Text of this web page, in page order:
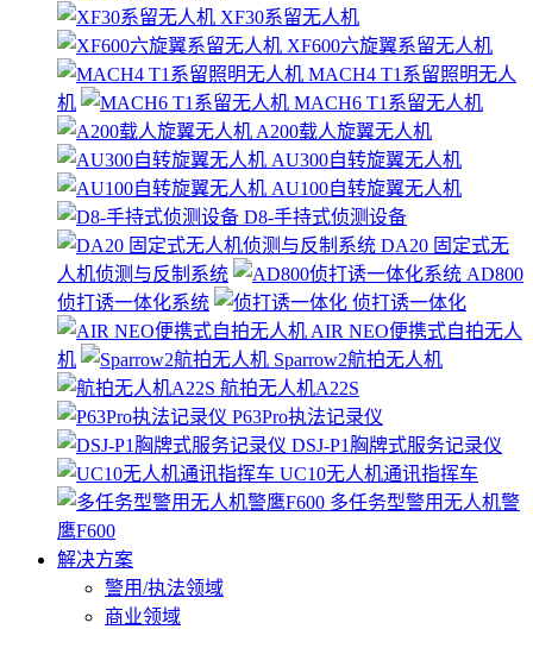
XF30系留无人机
XF600六旋翼系留无人机
MACH4 T1系留照明无人
机
MACH6 T1系留无人机
A200载人旋翼无人机
AU300自转旋翼无人机
AU100自转旋翼无人机
D8-手持式侦测设备
DA20 固定式无
人机侦测与反制系统
AD800
侦打诱一体化系统
侦打诱一体化
AIR NEO便携式自拍无人
机
Sparrow2航拍无人机
航拍无人机A22S
P63Pro执法记录仪
DSJ-P1胸牌式服务记录仪
UC10无人机通讯指挥车
多任务型警用无人机警
鹰F600
解决方案
警用/执法领域
商业领域